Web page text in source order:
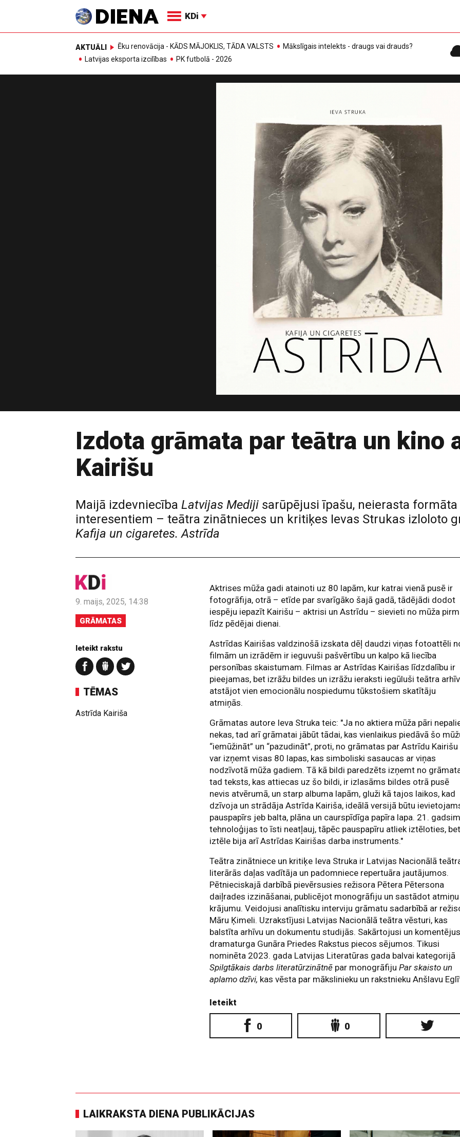
KDi
AKTUĀLI Ēku renovācija - KĀDS MĀJOKLIS, TĀDA VALSTS
Mākslīgais intelekts - draugs vai drauds?
Latvijas eksporta izcilības
PK futbolā - 2026
Izdota grāmata par teātra un kino
Kairišu
Maijā izdevniecība Latvijas Mediji sarūpējusi īpašu, neierasta
interesentiem – teātra zinātnieces un kritiķes Ievas Strukas izloloto
Kafija un cigaretes. Astrīda
9. maijs, 2025, 14:38
GRĀMATAS
Ieteikt rakstu
TĒMAS
Astrīda Kairiša
Aktrises mūža gadi atainoti uz 80 lapām, kur katrai vienā pusē ir
fotogrāfija, otrā – etīde par svarīgāko šajā gadā, tādējādi dodot
iespēju iepazīt Kairišu – aktrisi un Astrīdu – sievieti no mūža
līdz pēdējai dienai.
Astrīdas Kairišas valdzinošā izskata dēļ daudzi viņas fotoattēli
filmām un izrādēm ir ieguvuši pašvērtību un kalpo kā liecība
personības skaistumam. Filmas ar Astrīdas Kairišas līdzdalību ir
pieejamas, bet izrāžu bildes un izrāžu ieraksti iegūluši teātra
atstājot vien emocionālu nospiedumu tūkstošiem skatītāju
atmiņās.
Grāmatas autore Ieva Struka teic: "Ja no aktiera mūža pāri
nekas, tad arī grāmatai jābūt tādai, kas vienlaikus piedāvā šo
“iemūžināt” un “pazudināt”, proti, no grāmatas par Astrīdu Kairišu
var izņemt visas 80 lapas, kas simboliski sasaucas ar viņas
nodzīvotā mūža gadiem. Tā kā bildi paredzēts izņemt no
tad teksts, kas attiecas uz šo bildi, ir izlasāms bildes otrā pusē
nevis atvērumā, un starp albuma lapām, gluži kā tajos laikos, kad
dzīvoja un strādāja Astrīda Kairiša, ideālā versijā būtu
pauspapīrs jeb balta, plāna un caurspīdīga papīra lapa. 21.
tehnoloģijas to īsti neatļauj, tāpēc pauspapīru atliek iztēloties,
iztēle bija arī Astrīdas Kairišas darba instruments."
Teātra zinātniece un kritiķe Ieva Struka ir Latvijas Nacionālā
literārās daļas vadītāja un padomniece repertuāra jautājumos.
Pētnieciskajā darbībā pievērsusies režisora Pētera Pētersona
daiļrades izzināšanai, publicējot monogrāfiju un sastādot atmiņu
krājumu. Veidojusi analītisku interviju grāmatu sadarbībā ar
Māru Ķimeli. Uzrakstījusi Latvijas Nacionālā teātra vēsturi, kas
balstīta arhīvu un dokumentu studijās. Sakārtojusi un
dramaturga Gunāra Priedes Rakstus piecos sējumos. Tikusi
nominēta 2023. gada Latvijas Literatūras gada balvai kategorijā
Spilgtākais darbs literatūrzinātnē par monogrāfijuPar skaisto un
aplamo dzīvi, kas vēsta par mākslinieku un rakstnieku Anšlavu
Ieteikt
0 0
LAIKRAKSTA DIENA PUBLIKĀCIJAS